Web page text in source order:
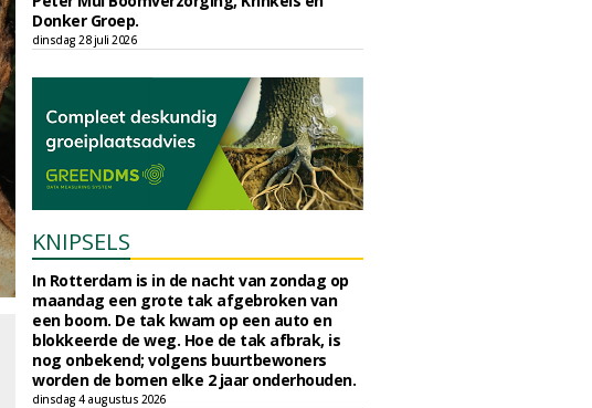
Donker Groep.
dinsdag 28 juli 2026
KNIPSELS
In Rotterdam is in de nacht van zondag op
maandag een grote tak afgebroken van
een boom. De tak kwam op een auto en
blokkeerde de weg. Hoe de tak afbrak, is
nog onbekend; volgens buurtbewoners
worden de bomen elke 2 jaar onderhouden.
dinsdag 4 augustus 2026